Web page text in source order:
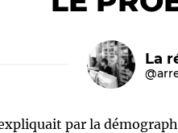
La
par la